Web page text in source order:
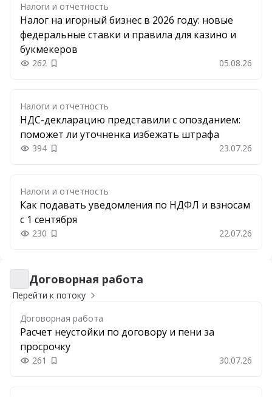
Налоги и отчетность
Налог на игорный бизнес в 2026 году: новые
федеральные ставки и правила для казино и
букмекеров
262 Добавить в закладки 05.08.26
Налоги и отчетность
НДС-декларацию представили с опозданием:
поможет ли уточненка избежать штрафа
394 Добавить в закладки 23.07.26
Налоги и отчетность
Как подавать уведомления по НДФЛ и взносам
с 1 сентября
230 Добавить в закладки 22.07.26
Договорная работа
Договорная работа
Перейти к потоку
Договорная работа
Расчет неустойки по договору и пени за
просрочку
261 Добавить в закладки 30.07.26